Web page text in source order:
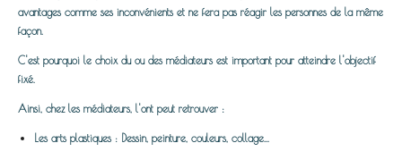
avantages comme ses inconvénients et ne fera pas réagir les personnes de la même
façon.
C'est pourquoi le choix du ou des médiateurs est important pour atteindre l'objectif
fixé.
Ainsi, chez les médiateurs, l'ont peut retrouver :
Les arts plastiques : Dessin, peinture, couleurs, collage...